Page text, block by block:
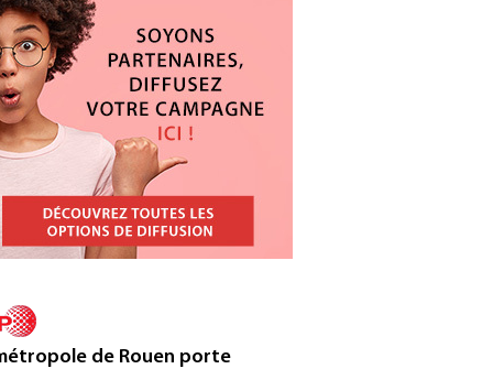
de Rouen porte